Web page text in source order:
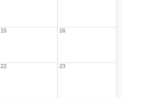
15 16
22 23